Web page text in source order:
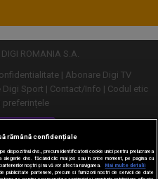
ROMANIA S.A.
Abonare Digi TV
Digi Sport Contact/Info
Codul etic
preferințele
desktop
rămână confidențiale
dispozitivul dvs., precum identificatorii cookie unici pentru prelucrarea
dvs. făcând clic mai jos sau în orice moment, pe pagina cu
noștri și nu vă vor afecta navigarea.
Mai multe detalii
publicitate partenere, precum si furnizorii nostri de servicii de date